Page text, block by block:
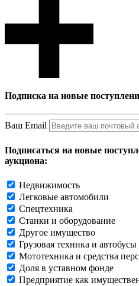
Подписка на новые
Ваш Email
Подписаться на новые
аукциона:
Недвижимость
Легковые автомобили
Спецтехника
Станки и оборудование
Другое имущество
Грузовая техника и автобусы
Мототехника и средства
Доля в уставном фонде
Предприятие как